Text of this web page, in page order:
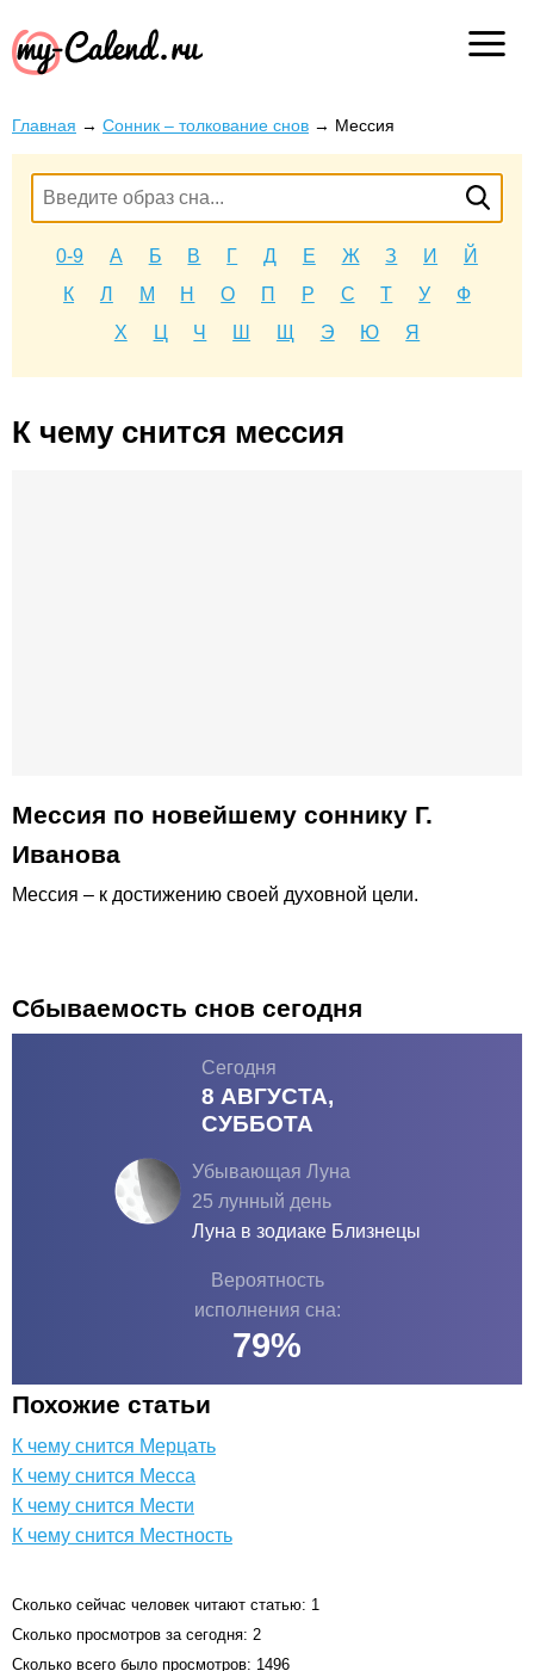
Главная → Сонник – толкование снов → Мессия
0-9 А Б В Г Д Е Ж З И
Й
К
Л М Н О П Р С Т У
Ф
Х
Ц Ч Ш Щ Э Ю Я
К чему снится мессия
Мессия по новейшему соннику Г.
Иванова
Мессия – к достижению своей духовной цели.
Сбываемость снов сегодня
Сегодня
8 АВГУСТА,
СУББОТА
Убывающая Луна
25 лунный день
Луна в зодиаке Близнецы
Вероятность
исполнения сна:
79%
Похожие статьи
К чему снится Мерцать
К чему снится Месса
К чему снится Мести
К чему снится Местность
Сколько сейчас человек читают статью: 1
Сколько просмотров за сегодня: 2
Сколько всего было просмотров: 1496